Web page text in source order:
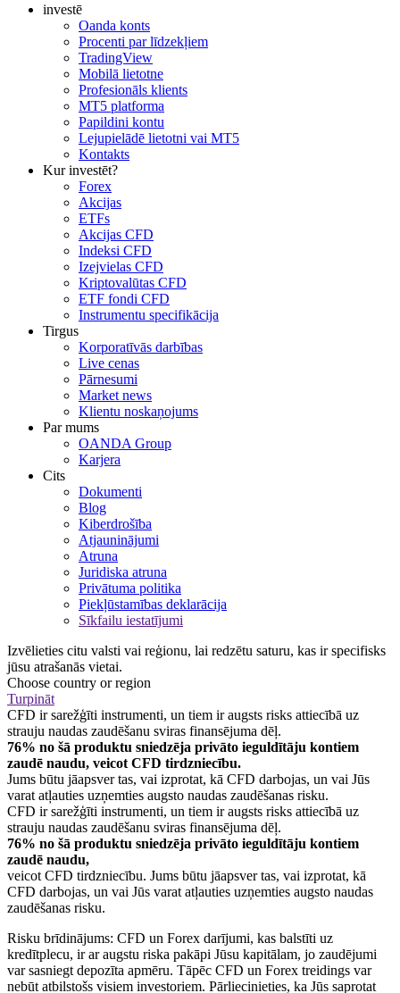
investē
Oanda konts
Procenti par līdzekļiem
TradingView
Mobilā lietotne
Profesionāls klients
MT5 platforma
Papildini kontu
Lejupielādē lietotni vai MT5
Kontakts
Kur investēt?
Forex
Akcijas
ETFs
Akcijas CFD
Indeksi CFD
Izejvielas CFD
Kriptovalūtas CFD
ETF fondi CFD
Instrumentu specifikācija
Tirgus
Korporatīvās darbības
Live cenas
Pārnesumi
Market news
Klientu noskaņojums
Par mums
OANDA Group
Karjera
Cits
Dokumenti
Blog
Kiberdrošība
Atjauninājumi
Atruna
Juridiska atruna
Privātuma politika
Piekļūstamības deklarācija
Sīkfailu iestatījumi
Izvēlieties citu valsti vai reģionu, lai redzētu saturu, kas ir specifisks
jūsu atrašanās vietai.
Choose country or region
Turpināt
CFD ir sarežģīti instrumenti, un tiem ir augsts risks attiecībā uz
strauju naudas zaudēšanu sviras finansējuma dēļ.
76% no šā produktu sniedzēja privāto ieguldītāju kontiem
zaudē naudu, veicot CFD tirdzniecību.
Jums būtu jāapsver tas, vai izprotat, kā CFD darbojas, un vai Jūs
varat atļauties uzņemties augsto naudas zaudēšanas risku.
CFD ir sarežģīti instrumenti, un tiem ir augsts risks attiecībā uz
strauju naudas zaudēšanu sviras finansējuma dēļ.
76% no šā produktu sniedzēja privāto ieguldītāju kontiem
zaudē naudu,
veicot CFD tirdzniecību. Jums būtu jāapsver tas, vai izprotat, kā
CFD darbojas, un vai Jūs varat atļauties uzņemties augsto naudas
zaudēšanas risku.
Risku brīdinājums: CFD un Forex darījumi, kas balstīti uz
kredītplecu, ir ar augstu riska pakāpi Jūsu kapitālam, jo zaudējumi
var sasniegt depozīta apmēru. Tāpēc CFD un Forex treidings var
nebūt atbilstošs visiem investoriem. Pārliecinieties, ka Jūs saprotat